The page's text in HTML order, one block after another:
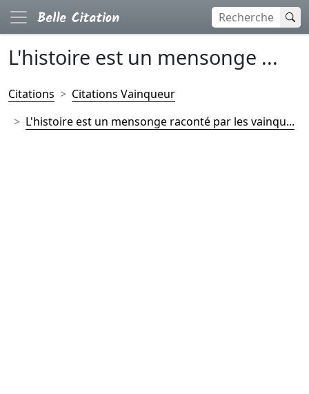
L'histoire est un mensonge ...
Citations
Citations Vainqueur
L'histoire est un mensonge raconté par les vainqu...